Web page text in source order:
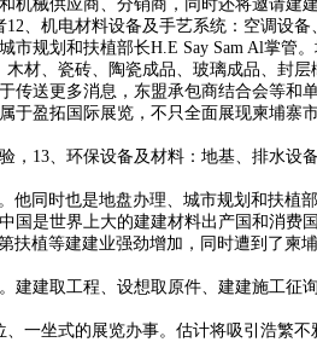
械供应商、分销商，同时还将邀请建
、机电材料设备及手艺系统：空调设
规划和扶植部长H.E Say Sam Al掌管
、瓷砖、陶瓷成品、玻璃成品、封层
送更多消息，东盟承包商结合会等和
盈拓国际展览，不只全面展现柬埔寨
、环保设备及材料：地基、排水设
同时也是地盘办理、城市规划和扶植
是世界上大的建建材料出产国和消费
植等建建业强劲增加，同时遭到了柬
建取工程、设想取原件、建建施工征
坐式的展览办事。估计将吸引浩繁不